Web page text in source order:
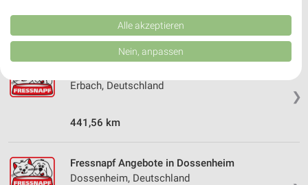
464,03 km
❯
Erbach, Deutschland
441,56 km
Fressnapf Angebote in Dossenheim
Dossenheim, Deutschland
Kombinationen von Daten aus verschiedenen Quellen. Entwicklung und
Verbesserung der Angebote. Verwendung reduzierter Daten zur Auswahl
von Inhalten.
Daten können außerhalb der Europäischen Union weitergegeben und in die
USA gesendet werden.
Website/App.
Wir nutzen Ihre Daten für folgende Zwecke:
Speichern von oder Zugriff auf Informationen
auf einem Endgerät
Alle akzeptieren
Nein, anpassen